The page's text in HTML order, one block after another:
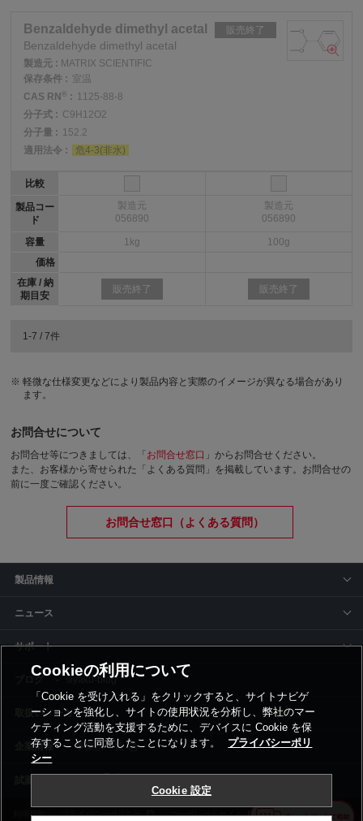
Benzaldehyde dimethyl acetal 販売終了
Benzaldehyde dimethyl acetal
製造元 : MATRIX SCIENTIFIC
保存条件 : 室温
CAS RN ® : 1125-88-8
分子式 : C9H12O2
分子量 : 152.2
適用法令 :
危4-3(非水)
比較
製品コー
ド
容量
価格
在庫 / 納
期目安
製造元
056890
1kg
販売終了
製造元
056890
100g
販売終了
1-7 / 7件
軽微な仕様変更などにより製品内容と実際のイメージが異なる場合があり
ます。
お問合せについて
お問合せ等につきましては、「 お問合せ窓口 」からお問合せください。
また、お客様から寄せられた「よくある質問」を掲載しています。お問合せの
前に一度ご確認ください。
お問合せ窓口（よくある質問）
製品情報
ニュース
サポート
siyaku-blog
取扱いメーカー
事業所一覧
利用規約 プライバシーポリシー コーポレートサイト Cookie設定
Cookieの利用について
「Cookie を受け入れる」をクリックすると、サイトナビゲ
ーションを強化し、サイトの使用状況を分析し、弊社のマー
ケティング活動を支援するために、デバイスに Cookie を保
存することに同意したことになります。
プライバシーポリ
シー
Cookie 設定